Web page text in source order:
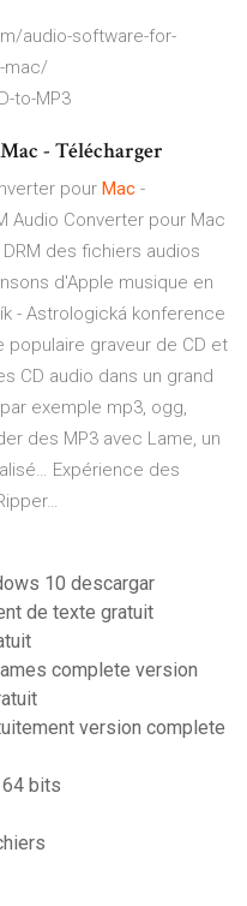
audio-software-for-
mac/
to-MP3
- Télécharger
pour Mac -
Audio Converter pour Mac
des fichiers audios
d'Apple musique en
- Astrologická konference
populaire graveur de CD et
CD audio dans un grand
exemple mp3, ogg,
des MP3 avec Lame, un
Expérience des
10 descargar
de texte gratuit
complete version
version complete
bits